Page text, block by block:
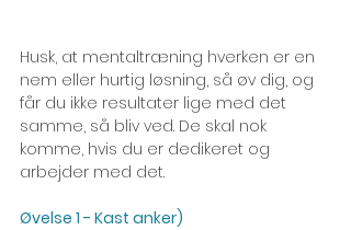
Husk, at mentaltræning hverken er en
nem eller hurtig løsning, så øv dig, og
får du ikke resultater lige med det
samme, så bliv ved. De skal nok
komme, hvis du er dedikeret og
arbejder med det.
Øvelse 1 - Kast anker)